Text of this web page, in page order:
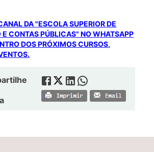
DA "ESCOLA SUPERIOR DE
E CONTAS PÚBLICAS" NO WHATSAPP
DOS PRÓXIMOS CURSOS,